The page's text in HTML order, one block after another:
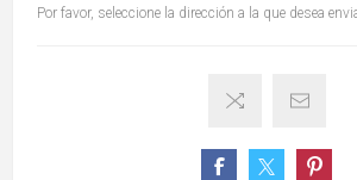
Por favor, seleccione la dirección a la que desea